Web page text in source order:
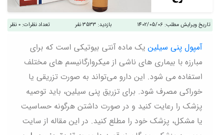
تاریخ ویرایش مطلب: 1402/05/06 بازدید: 3533 نفر تعداد نظرات: 0 نظر
آمپول پنی سیلین یک ماده آنتی بیوتیکی است که برای
مبارزه با بیماری های ناشی از میکروارگانیسم های مختلف
استفاده می شود. این دارو می‌تواند به صورت تزریقی یا
خوراکی مصرف شود. برای تزریق پنی سیلین، باید توصیه
پزشک را رعایت کنید و در صورت داشتن هرگونه حساسیت
یا مشکل، پزشک خود را مطلع کنید. در این مقاله از سایت